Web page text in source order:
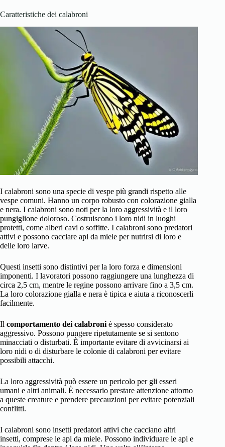
Caratteristiche dei calabroni
I calabroni sono una specie di vespe più grandi rispetto alle
vespe comuni. Hanno un corpo robusto con colorazione gialla
e nera. I calabroni sono noti per la loro aggressività e il loro
pungiglione doloroso. Costruiscono i loro nidi in luoghi
protetti, come alberi cavi o soffitte. I calabroni sono predatori
attivi e possono cacciare api da miele per nutrirsi di loro e
delle loro larve.
Questi insetti sono distintivi per la loro forza e dimensioni
imponenti. I lavoratori possono raggiungere una lunghezza di
circa 2,5 cm, mentre le regine possono arrivare fino a 3,5 cm.
La loro colorazione gialla e nera è tipica e aiuta a riconoscerli
facilmente.
Il comportamento dei calabroni è spesso considerato
aggressivo. Possono pungere ripetutamente se si sentono
minacciati o disturbati. È importante evitare di avvicinarsi ai
loro nidi o di disturbare le colonie di calabroni per evitare
possibili attacchi.
La loro aggressività può essere un pericolo per gli esseri
umani e altri animali. È necessario prestare attenzione attorno
a queste creature e prendere precauzioni per evitare potenziali
conflitti.
I calabroni sono insetti predatori attivi che cacciano altri
insetti, comprese le api da miele. Possono individuare le api e